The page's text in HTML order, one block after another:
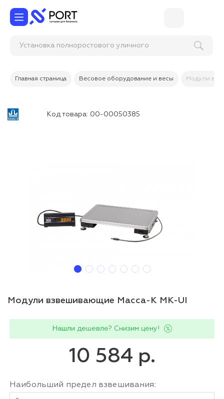
Установка полноростового уличного ту
Главная страница Весовое оборудование и весы Модули
Код товара: 00-00050385
Модули взвешивающие Масса-К MK-UI
Нашли дешевле? Снизим цену!
10 584 р.
Наибольший предел взвешивания: